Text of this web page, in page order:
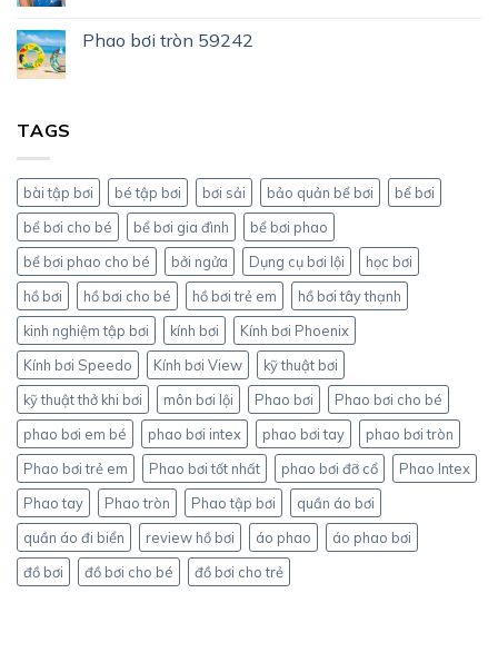
Phao bơi tròn 59242
TAGS
bài tập bơi bé tập bơi bơi sải bảo quản bể bơi
bể bơi
bể bơi cho bé
bể bơi gia đình
bể bơi phao
bể bơi phao cho bé
bởi ngửa Dụng cụ bơi lội
học bơi
hồ bơi
hồ bơi cho bé hồ bơi trẻ em
hồ bơi tây thạnh
kinh nghiệm tập bơi
kính bơi
Kính bơi Phoenix
Kính bơi Speedo
Kính bơi View
kỹ thuật bơi
kỹ thuật thở khi bơi
môn bơi lội Phao bơi
Phao bơi cho bé
phao bơi em bé
phao bơi intex phao bơi tay
phao bơi tròn
Phao bơi trẻ em
Phao bơi tốt nhất phao bơi đỡ cổ
Phao Intex
Phao tay
Phao tròn Phao tập bơi
quần áo bơi
quần áo đi biển
review hồ bơi áo phao
áo phao bơi
đồ bơi
đồ bơi cho bé đồ bơi cho trẻ